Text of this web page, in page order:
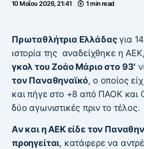
10 Μαΐου 2026, 21:41 1 min read
Πρωταθλήτρια Ελλάδαςγια
ιστορία της αναδείχθηκε η
γκολ του Ζοάο Μάριο στο 93′
τον Παναθηναϊκό, ο οποίος
και πήγε στο +8 από ΠΑΟΚ και
δύο αγωνιστικές πριν το τέλος.
Aν και η ΑΕΚ είδε τον
προηγείται, κατάφερε να